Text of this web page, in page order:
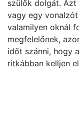
szülők dolgát.
vagy egy
valamilyen oknál
megfelelőnek,
időt szánni, hogy
ritkábban kelljen